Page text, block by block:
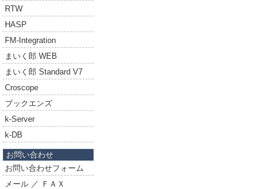
RTW
HASP
FM-Integration
まいく郎 WEB
まいく郎 Standard V7
Croscope
ブックエンズ
k-Server
k-DB
お問い合わせ
お問い合わせフォーム
メール ／ ＦＡＸ